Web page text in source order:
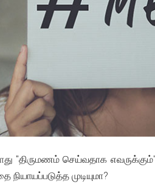
"திருமணம் செய்வதாக
முடியுமா?